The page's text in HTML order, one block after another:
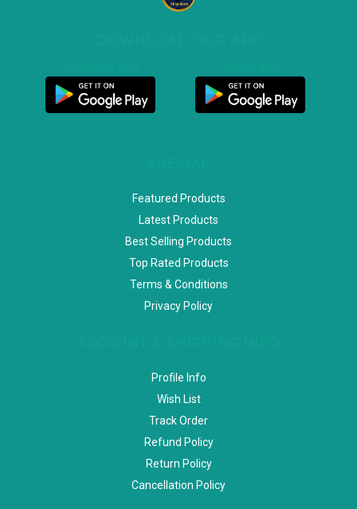
Featured Products
Latest Products
Best Selling Products
Top Rated Products
Terms & Conditions
Privacy Policy
Profile Info
Wish List
Track Order
Refund Policy
Return Policy
Cancellation Policy